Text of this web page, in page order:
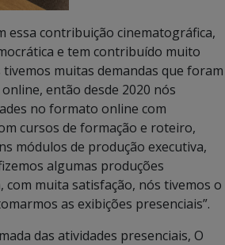
essa contribuição cinematográfica,
e tem contribuído muito
muitas demandas que foram
então desde 2020 nós
no formato online com
cursos de formação e roteiro,
módulos de produção executiva,
algumas produções
com muita satisfação, nós tivemos o
as exibições presenciais”.
das atividades presenciais, O